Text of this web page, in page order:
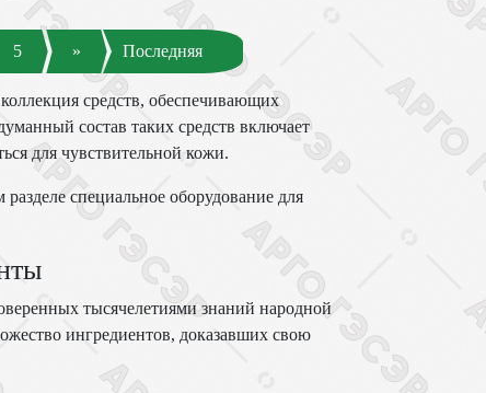
5 » Последняя
средств, обеспечивающих
состав таких средств включает
для чувствительной кожи.
специальное оборудование для
тысячелетиями знаний народной
ингредиентов, доказавших свою